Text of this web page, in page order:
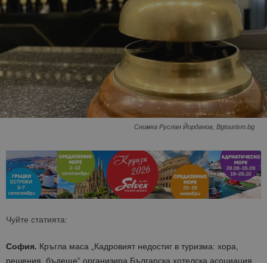
Снимка Руслан Йорданов, Bgtourism.bg
Чуйте статията:
София. Кръгла масa „Кадровият недостиг в туризма: хора,
решения, бъдеще“ организира Българска хотелска асоциация